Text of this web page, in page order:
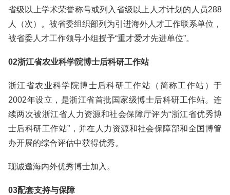
省级以上学术荣誉称号或列入省级以上人才计划的人员288
人（次）。被省委组织部列为引进海外人才工作联系单位，
被省委人才工作领导小组授予“重才爱才先进单位”。
02浙江省农业科学院博士后科研工作站
浙江省农业科学院博士后科研工作站（简称工作站）于
2002年设立，是浙江省首批国家级博士后科研工作站。连
续两次被浙江省人力资源和社会保障厅评为“浙江省优秀博
士后科研工作站”，并在人力资源和社会保障部和全国博管
办开展的综合评估中获得优秀。
现诚邀海内外优秀博士加入。
03配套支持与保障